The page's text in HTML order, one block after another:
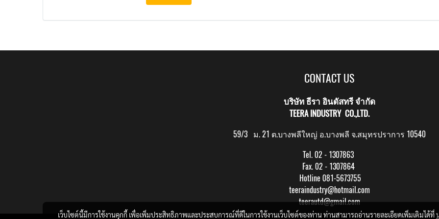
CONTACT US
บริษัท ธีรา อินดัสทรี จำกัด
TEERA INDUSTRY CO.,LTD.
59/3 ม. 21 ต.บางพลีใหญ่ อ.บางพลี จ.สมุทรปราการ 10540
Tel. 02 - 1307863
Fax. 02 - 1307864
Hotline 081-5673755
teeraindustry@hotmail.com
teerautd@gmail.com
เว็บไซต์นี้มีการใช้งานคุกกี้ เพื่อเพิ่มประสิทธิภาพและประสบการณ์ที่ดีในการใช้งานเว็บไซต์ของท่าน ท่านสามารถอ่านรายละเอียดเพิ่มเติมได้ที่